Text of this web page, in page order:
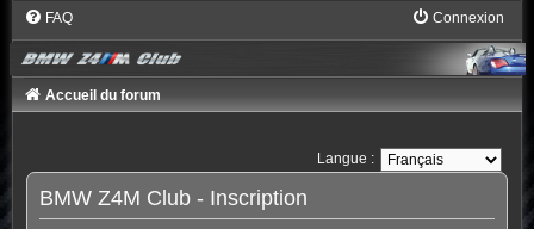
FAQ Connexion
Accueil du forum
Langue :
BMW Z4M Club - Inscription